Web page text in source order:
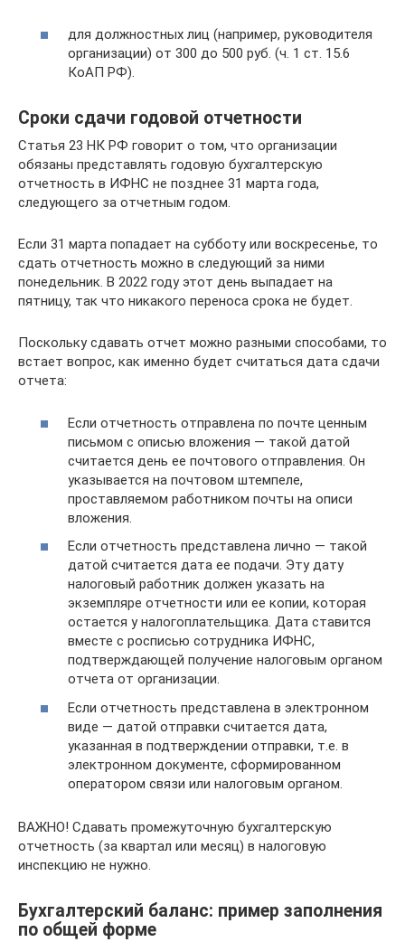
для должностных лиц (например, руководителя
организации) от 300 до 500 руб. (ч. 1 ст. 15.6
КоАП РФ).
Сроки сдачи годовой отчетности
Статья 23 НК РФ говорит о том, что организации
обязаны представлять годовую бухгалтерскую
отчетность в ИФНС не позднее 31 марта года,
следующего за отчетным годом.
Если 31 марта попадает на субботу или воскресенье, то
сдать отчетность можно в следующий за ними
понедельник. В 2022 году этот день выпадает на
пятницу, так что никакого переноса срока не будет.
Поскольку сдавать отчет можно разными способами, то
встает вопрос, как именно будет считаться дата сдачи
отчета:
Если отчетность отправлена по почте ценным
письмом с описью вложения — такой датой
считается день ее почтового отправления. Он
указывается на почтовом штемпеле,
проставляемом работником почты на описи
вложения.
Если отчетность представлена лично — такой
датой считается дата ее подачи. Эту дату
налоговый работник должен указать на
экземпляре отчетности или ее копии, которая
остается у налогоплательщика. Дата ставится
вместе с росписью сотрудника ИФНС,
подтверждающей получение налоговым органом
отчета от организации.
Если отчетность представлена в электронном
виде — датой отправки считается дата,
указанная в подтверждении отправки, т.е. в
электронном документе, сформированном
оператором связи или налоговым органом.
ВАЖНО! Сдавать промежуточную бухгалтерскую
отчетность (за квартал или месяц) в налоговую
инспекцию не нужно.
Бухгалтерский баланс: пример заполнения
по общей форме